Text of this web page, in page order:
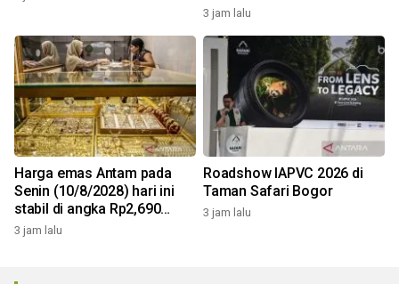
CKG sambut HUT RI
3 jam lalu
Harga emas Antam pada
Senin (10/8/2028) hari ini
stabil di angka Rp2,690
juta/gr
3 jam lalu
Roadshow IAPVC 2026 di
Taman Safari Bogor
3 jam lalu